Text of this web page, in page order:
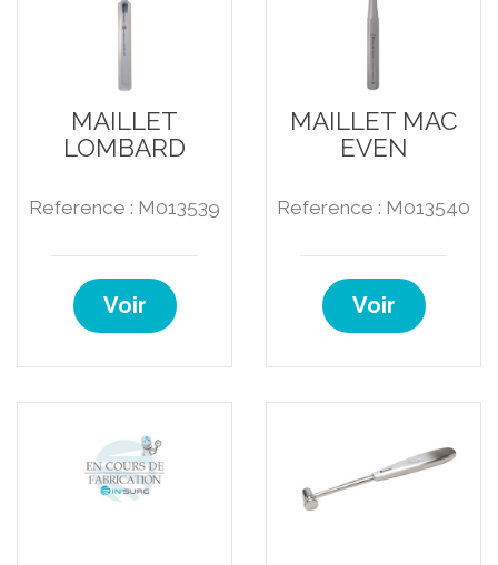
MAILLET
LOMBARD
Reference : M013539
Voir
MAILLET MAC
EVEN
Reference : M013540
Voir